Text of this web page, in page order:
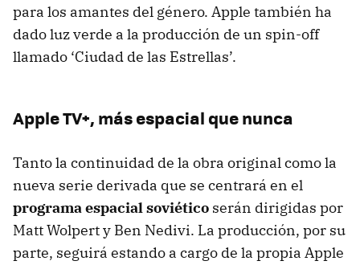
para los amantes del género. Apple también ha
dado luz verde a la producción de un spin-off
llamado ‘Ciudad de las Estrellas’.
Apple TV+, más espacial que nunca
Tanto la continuidad de la obra original como la
nueva serie derivada que se centrará en el
programa espacial soviético serán dirigidas por
Matt Wolpert y Ben Nedivi. La producción, por su
parte, seguirá estando a cargo de la propia Apple